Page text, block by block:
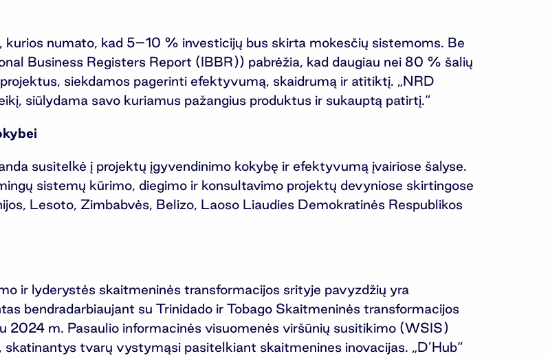
numato, kad 5–10 % investicijų bus skirta mokesčių sistemoms. Be
Business Registers Report (IBBR)) pabrėžia, kad daugiau nei 80 % šalių
siekdamos pagerinti efektyvumą, skaidrumą ir atitiktį. „NRD
siūlydama savo kuriamus pažangius produktus ir sukauptą patirtį.“
susitelkė į projektų įgyvendinimo kokybę ir efektyvumą įvairiose šalyse.
sistemų kūrimo, diegimo ir konsultavimo projektų devyniose skirtingose
Lesoto, Zimbabvės, Belizo, Laoso Liaudies Demokratinės Respublikos
ir lyderystės skaitmeninės transformacijos srityje pavyzdžių yra
bendradarbiaujant su Trinidado ir Tobago Skaitmeninės transformacijos
2024 m. Pasaulio informacinės visuomenės viršūnių susitikimo (WSIS)
tvarų vystymąsi pasitelkiant skaitmenines inovacijas. „D’Hub“